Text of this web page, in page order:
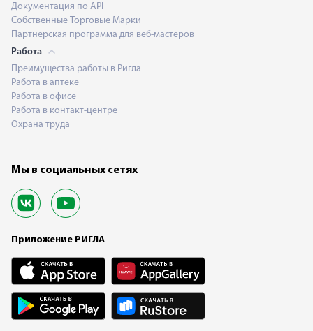
Документация по API
Собственные Торговые Марки
Партнерская программа для веб-мастеров
Работа
Преимущества работы в Ригла
Работа в аптеке
Работа в офисе
Работа в контакт-центре
Охрана труда
Мы в социальных сетях
Приложение РИГЛА